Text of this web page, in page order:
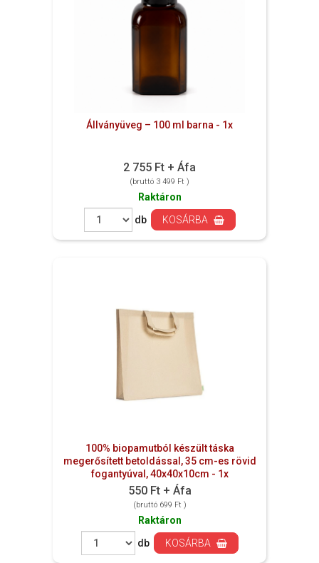
Állványüveg – 100 ml barna - 1x
2 755 Ft + Áfa
(bruttó 3 499 Ft )
Raktáron
db
KOSÁRBA
100% biopamutból készült táska
megerősített betoldással, 35 cm-es rövid
fogantyúval, 40x40x10cm - 1x
550 Ft + Áfa
(bruttó 699 Ft )
Raktáron
db
KOSÁRBA